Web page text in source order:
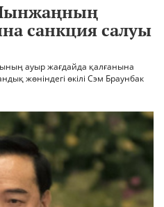
санкция салуы
ауыр жағдайда қалғанына
жөніндегі өкілі Сэм Браунбак